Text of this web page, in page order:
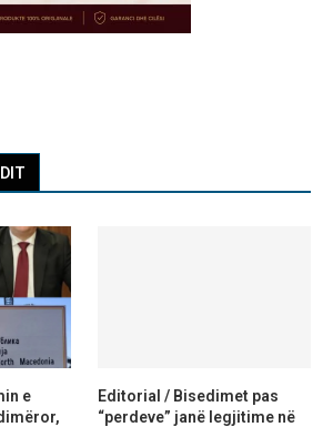
e
Editorial / Bisedimet pas
“perdeve” janë legjitime në